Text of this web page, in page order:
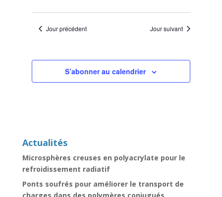
Jour précédent Jour suivant
S’abonner au calendrier
Actualités
Microsphères creuses en polyacrylate pour le
refroidissement radiatif
Ponts soufrés pour améliorer le transport de